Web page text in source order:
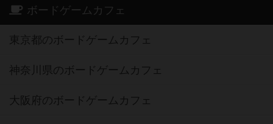
ボードゲームカフェ
東京都のボードゲームカフェ
神奈川県のボードゲームカフェ
大阪府のボードゲームカフェ